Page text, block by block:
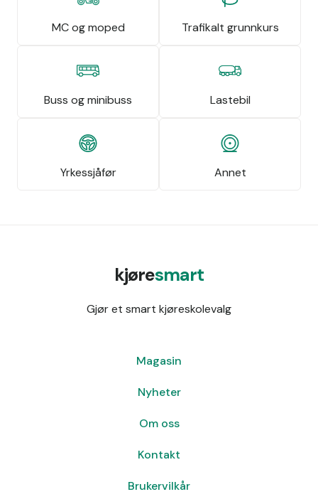
MC og moped Trafikalt grunnkurs
Buss og minibuss Lastebil
Yrkessjåfør Annet
kjøresmart
Gjør et smart kjøreskolevalg
Magasin
Nyheter
Om oss
Kontakt
Brukervilkår